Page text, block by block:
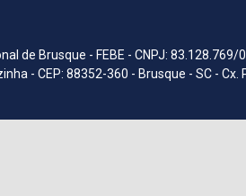
de Brusque - FEBE - CNPJ: 83.128.769/
- CEP: 88352-360 - Brusque - SC -